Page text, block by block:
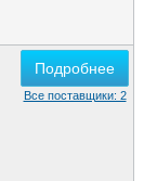
Подробнее
Все поставщики: 2